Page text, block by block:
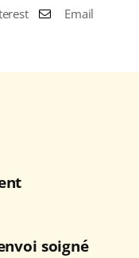
Email
soigné